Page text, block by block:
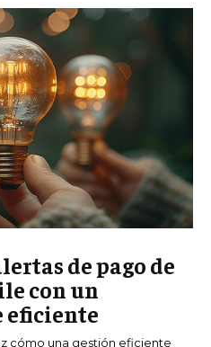
de pago de
con un
eficiente
cómo una gestión eficiente